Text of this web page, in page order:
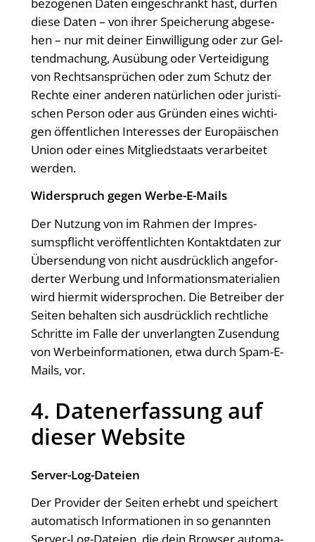
die­se Daten – von ihrer Spei­che­rung abge­se­
hen – nur mit dei­ner Ein­wil­li­gung oder zur Gel­
tend­ma­chung, Aus­übung oder Ver­tei­di­gung
von Rechts­an­sprü­chen oder zum Schutz der
Rech­te einer ande­ren natür­li­chen oder juris­ti­
schen Per­son oder aus Grün­den eines wich­ti­
gen öffent­li­chen Inter­es­ses der Euro­päi­schen
Uni­on oder eines Mit­glied­staats ver­ar­bei­tet
werden.
Wider­spruch gegen Werbe-E-Mails
Der Nut­zung von im Rah­men der Impres­
sums­pflicht ver­öf­fent­lich­ten Kon­takt­da­ten zur
Über­sen­dung von nicht aus­drück­lich ange­for­
der­ter Wer­bung und Infor­ma­ti­ons­ma­te­ria­li­en
wird hier­mit wider­spro­chen. Die Betrei­ber der
Sei­ten behal­ten sich aus­drück­lich recht­li­che
Schrit­te im Fal­le der unver­lang­ten Zusen­dung
von Wer­be­infor­ma­tio­nen, etwa durch Spam-E-
Mails, vor.
4. Daten­er­fas­sung auf
die­ser Website
Ser­ver-Log-Datei­en
Der Pro­vi­der der Sei­ten erhebt und spei­chert
auto­ma­tisch Infor­ma­tio­nen in so genann­ten